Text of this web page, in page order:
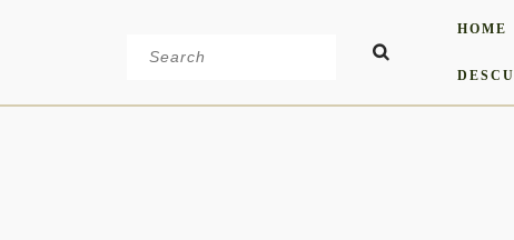
HOME